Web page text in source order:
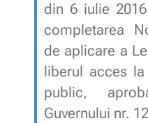
din 6 iulie 2016
completarea
de aplicare a
liberul acces
public,
Guvernului nr.